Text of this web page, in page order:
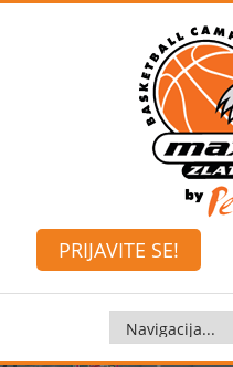
PRIJAVITE SE!